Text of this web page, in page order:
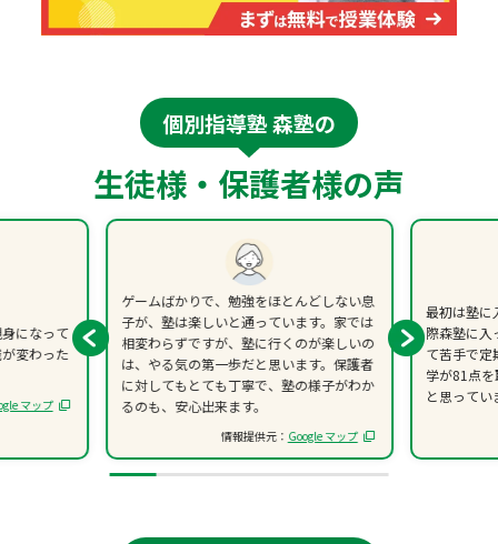
個別指導塾 森塾の
生徒様・保護者様の声
になって
変わった
マップ
ゲームばかりで、勉強をほとんどしない息
子が、塾は楽しいと通っています。家では
相変わらずですが、塾に行くのが楽しいの
は、やる気の第一歩だと思います。保護者
に対してもとても丁寧で、塾の様子がわか
るのも、安心出来ます。
情報提供元： Google マップ
最初は塾に
際森塾に入
て苦手で定
学が81点
と思ってい